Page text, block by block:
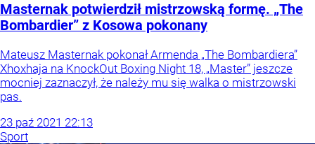
Masternak potwierdził mistrzowską formę. „The
Bombardier” z Kosowa pokonany
Mateusz Masternak pokonał Armenda „The Bombardiera”
Xhoxhaja na KnockOut Boxing Night 18, „Master” jeszcze
mocniej zaznaczył, że należy mu się walka o mistrzowski
pas.
23 paź 2021 22:13
Sport